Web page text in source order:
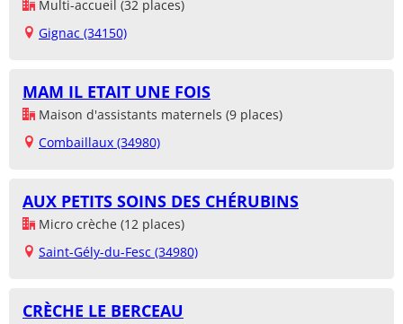
Multi-accueil (32 places)
Gignac (34150)
MAM IL ETAIT UNE FOIS
Maison d'assistants maternels (9 places)
Combaillaux (34980)
AUX PETITS SOINS DES CHÉRUBINS
Micro crèche (12 places)
Saint-Gély-du-Fesc (34980)
CRÈCHE LE BERCEAU